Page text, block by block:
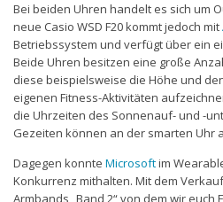
Bei beiden Uhren handelt es sich um
neue Casio WSD F20 kommt jedoch mit
Betriebssystem und verfügt über ein
Beide Uhren besitzen eine große
diese beispielsweise die Höhe und
eigenen Fitness-Aktivitäten
die Uhrzeiten des Sonnenauf- und -
Gezeiten können an der smarten Uhr
Dagegen konnte Microsoftim
Konkurrenz mithalten. Mit dem
Armbands „Band 2“ von dem wir euch